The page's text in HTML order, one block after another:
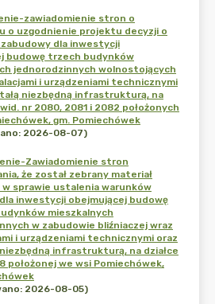
zawiadomienie stron o
o uzgodnienie projektu decyzji o
dla inwestycji
budowę trzech budynków
jednorodzinnych wolnostojących
i urządzeniami technicznymi
niezbędną infrastrukturą, na
nr 2080, 2081 i 2082 położonych
gm. Pomiechówek
2026-08-07)
Zawiadomienie stron
że został zebrany materiał
sprawie ustalenia warunków
inwestycji obejmującej budowę
mieszkalnych
w zabudowie bliźniaczej wraz
i urządzeniami technicznymi oraz
infrastrukturą, na działce
położonej we wsi Pomiechówek,
2026-08-05)